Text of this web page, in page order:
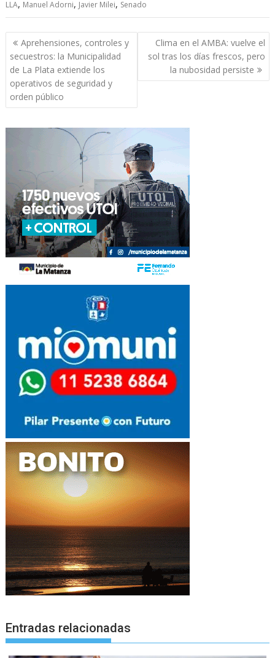
LLA, Manuel Adorni, Javier Milei, Senado
Navegación
de
entradas
Aprehensiones, controles y
secuestros: la Municipalidad
de La Plata extiende los
operativos de seguridad y
orden público
Clima en el AMBA: vuelve el
sol tras los días frescos, pero
la nubosidad persiste
Entradas relacionadas